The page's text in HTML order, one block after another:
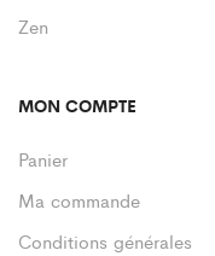
Zen
MON COMPTE
Panier
Ma commande
Conditions générales